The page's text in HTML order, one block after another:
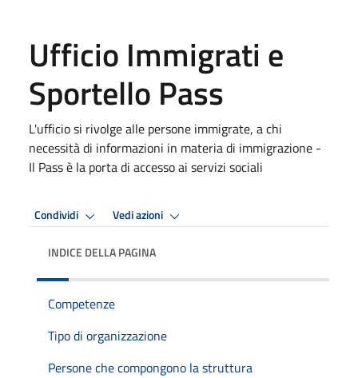
Ufficio Immigrati e
Sportello Pass
L'ufficio si rivolge alle persone immigrate, a chi
necessità di informazioni in materia di immigrazione -
Il Pass è la porta di accesso ai servizi sociali
Condividi Vedi azioni
INDICE DELLA PAGINA
Competenze
Tipo di organizzazione
Persone che compongono la struttura